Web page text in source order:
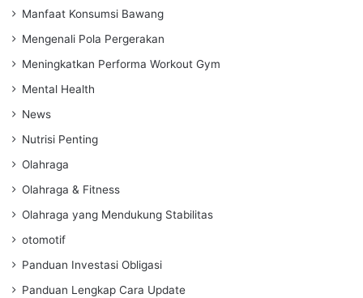
Manfaat Konsumsi Bawang
Mengenali Pola Pergerakan
Meningkatkan Performa Workout Gym
Mental Health
News
Nutrisi Penting
Olahraga
Olahraga & Fitness
Olahraga yang Mendukung Stabilitas
otomotif
Panduan Investasi Obligasi
Panduan Lengkap Cara Update